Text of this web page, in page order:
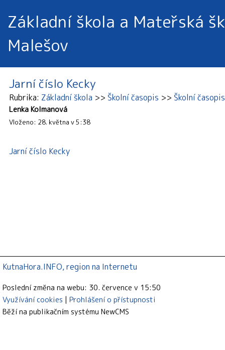
Základní škola a Mateřská
Malešov
Jarní číslo Kecky
Rubrika Základní škola Školní časopis Školní
Lenka Kolmanová
Vloženo: 28. května v 5:38
Jarní číslo Kecky
KutnaHora.INFO, region na Internetu
Poslední změna na webu: 30. července v 15:50
Využívání cookies
Prohlášení o přístupnosti
Běží na publikačním systému NewCMS